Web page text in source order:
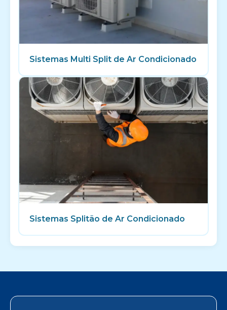
Sistemas Multi Split de Ar Condicionado
Sistemas Splitão de Ar Condicionado